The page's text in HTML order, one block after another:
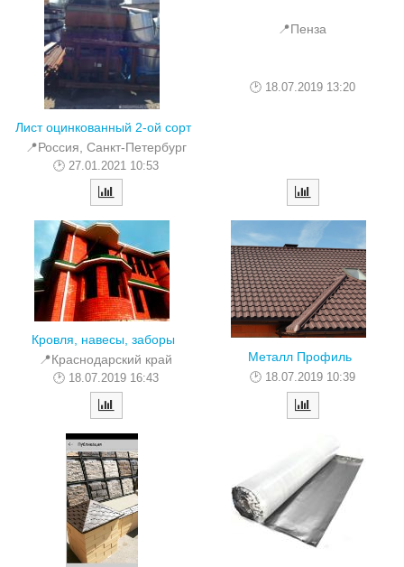
Лист оцинкованный 2-ой сорт
📍Россия, Санкт-Петербург
27.01.2021 10:53
📍Пенза
18.07.2019 13:20
Кровля, навесы, заборы
📍Краснодарский край
18.07.2019 16:43
Металл Профиль
18.07.2019 10:39